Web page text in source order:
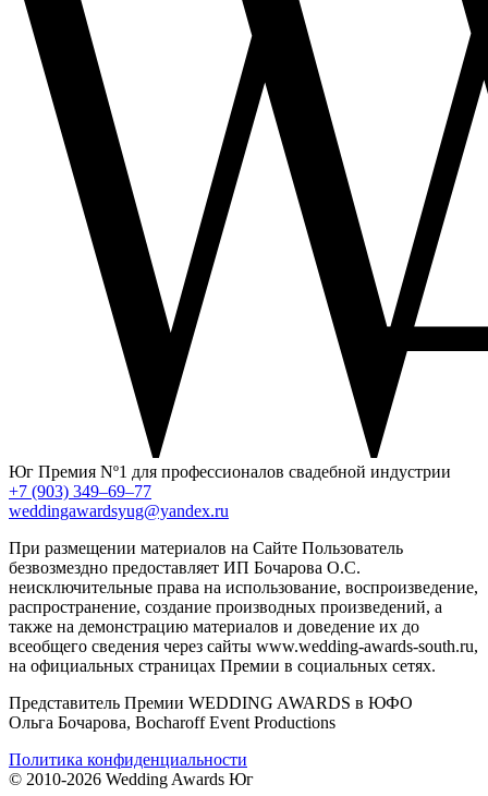
Юг Премия Nº1 для профессионалов свадебной индустрии
+7 (903) 349–69–77
weddingawardsyug@yandex.ru
При размещении материалов на Сайте Пользователь
безвозмездно предоставляет ИП Бочарова О.С.
неисключительные права на использование, воспроизведение,
распространение, создание производных произведений, а
также на демонстрацию материалов и доведение их до
всеобщего сведения через сайты www.wedding-awards-south.ru,
на официальных страницах Премии в социальных сетях.
Представитель Премии WEDDING AWARDS в ЮФО
Ольга Бочарова, Bocharoff Event Productions
Политика конфиденциальности
© 2010-2026 Wedding Awards Юг